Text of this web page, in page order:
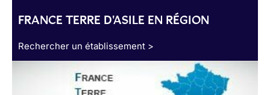
FRANCE TERRE D'ASILE EN RÉGION
Rechercher un établissement >